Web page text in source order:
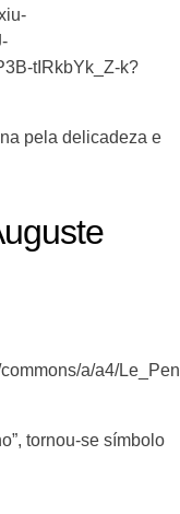
pela delicadeza e
tornou-se símbolo